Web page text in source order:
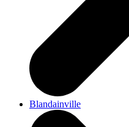
Blandainville